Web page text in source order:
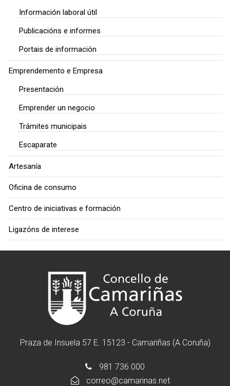
Información laboral útil
Publicacións e informes
Portais de información
Emprendemento e Empresa
Presentación
Emprender un negocio
Trámites municipais
Escaparate
Artesanía
Oficina de consumo
Centro de iniciativas e formación
Ligazóns de interese
Praza de Insuela 57 E. 15123 - Camariñas (A Coruña)
981 736 000
correo@camarinas.net